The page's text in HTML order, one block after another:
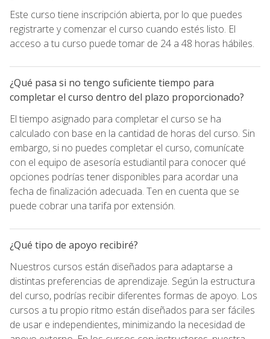
Este curso tiene inscripción abierta, por lo que puedes
registrarte y comenzar el curso cuando estés listo. El
acceso a tu curso puede tomar de 24 a 48 horas hábiles.
¿Qué pasa si no tengo suficiente tiempo para
completar el curso dentro del plazo proporcionado?
El tiempo asignado para completar el curso se ha
calculado con base en la cantidad de horas del curso. Sin
embargo, si no puedes completar el curso, comunícate
con el equipo de asesoría estudiantil para conocer qué
opciones podrías tener disponibles para acordar una
fecha de finalización adecuada. Ten en cuenta que se
puede cobrar una tarifa por extensión.
¿Qué tipo de apoyo recibiré?
Nuestros cursos están diseñados para adaptarse a
distintas preferencias de aprendizaje. Según la estructura
del curso, podrías recibir diferentes formas de apoyo. Los
cursos a tu propio ritmo están diseñados para ser fáciles
de usar e independientes, minimizando la necesidad de